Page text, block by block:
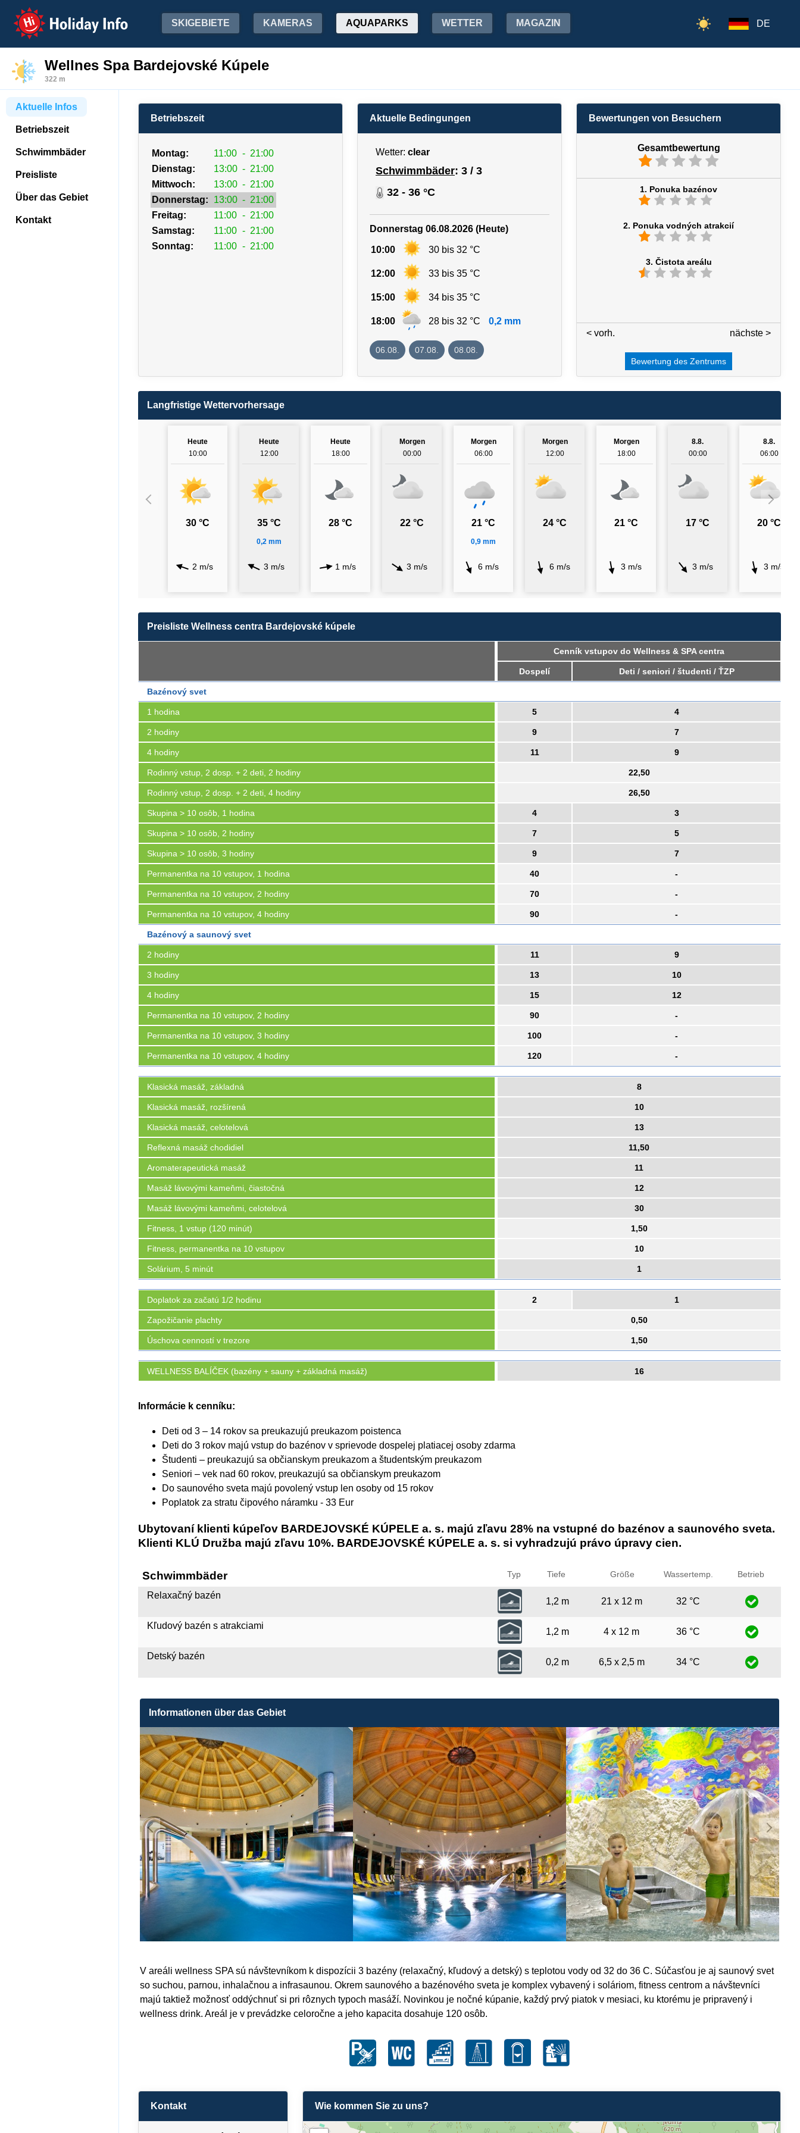
Holiday Info SKIGEBIETE KAMERAS AQUAPARKS WETTER MAGAZIN DE
Wellnes Spa Bardejovské Kúpele
322 m
Aktuelle Infos
Betriebszeit
Schwimmbäder
Preisliste
Über das Gebiet
Kontakt
Betriebszeit
Montag: 11:00 - 21:00
Dienstag:
13:00 - 21:00
Mittwoch:
13:00 - 21:00
Donnerstag:
13:00 - 21:00
Freitag:
11:00 - 21:00
Samstag:
11:00 - 21:00
Sonntag:
11:00 - 21:00
Aktuelle Bedingungen
Wetter: clear
Schwimmbäder: 3 / 3
32 - 36 °C
Donnerstag 06.08.2026 (Heute)
10:00 30 bis 32 °C
12:00 33 bis 35 °C
15:00 34 bis 35 °C
18:00 28 bis 32 °C 0,2 mm
06.08. 07.08. 08.08.
Bewertungen von Besuchern
Gesamtbewertung
1. Ponuka bazénov
2. Ponuka vodných atrakcií
3. Čistota areálu
nächste >
< vorh.
Bewertung des Zentrums
Langfristige Wettervorhersage
Heute
10:00
30 °C
2 m/s
Heute
12:00
35 °C
0,2 mm
3 m/s
Heute
18:00
28 °C
1 m/s
Morgen
00:00
22 °C
3 m/s
Morgen
06:00
21 °C
0,9 mm
6 m/s
Morgen
12:00
24 °C
6 m/s
Morgen
18:00
21 °C
3 m/s
8.8.
00:00
17 °C
3 m/s
8.8.
06:00
20 °C
3 m/s
Preisliste Wellness centra Bardejovské kúpele
Cenník vstupov do Wellness & SPA centra
Dospelí Deti / seniori / študenti / ŤZP
Bazénový svet
1 hodina 5 4
2 hodiny 9 7
4 hodiny 11 9
Rodinný vstup, 2 dosp. + 2 deti, 2 hodiny 22,50
Rodinný vstup, 2 dosp. + 2 deti, 4 hodiny 26,50
Skupina > 10 osôb, 1 hodina 4 3
Skupina > 10 osôb, 2 hodiny 7 5
Skupina > 10 osôb, 3 hodiny 9 7
Permanentka na 10 vstupov, 1 hodina 40 -
Permanentka na 10 vstupov, 2 hodiny 70 -
Permanentka na 10 vstupov, 4 hodiny 90 -
Bazénový a saunový svet
2 hodiny 11 9
3 hodiny 13 10
4 hodiny 15 12
Permanentka na 10 vstupov, 2 hodiny 90 -
Permanentka na 10 vstupov, 3 hodiny 100 -
Permanentka na 10 vstupov, 4 hodiny 120 -
Klasická masáž, základná 8
Klasická masáž, rozšírená 10
Klasická masáž, celotelová 13
Reflexná masáž chodidiel 11,50
Aromaterapeutická masáž 11
Masáž lávovými kameňmi, čiastočná 12
Masáž lávovými kameňmi, celotelová 30
Fitness, 1 vstup (120 minút) 1,50
Fitness, permanentka na 10 vstupov 10
Solárium, 5 minút 1
Doplatok za začatú 1/2 hodinu 2 1
Zapožičanie plachty 0,50
Úschova cenností v trezore 1,50
WELLNESS BALÍČEK (bazény + sauny + základná masáž) 16
Informácie k cenníku:
Deti od 3 – 14 rokov sa preukazujú preukazom poistenca
Deti do 3 rokov majú vstup do bazénov v sprievode dospelej platiacej osoby zdarma
Študenti – preukazujú sa občianskym preukazom a študentským preukazom
Seniori – vek nad 60 rokov, preukazujú sa občianskym preukazom
Do saunového sveta majú povolený vstup len osoby od 15 rokov
Poplatok za stratu čipového náramku - 33 Eur
Ubytovaní klienti kúpeľov BARDEJOVSKÉ KÚPELE a. s. majú zľavu 28% na vstupné do bazénov a saunového sveta.
Klienti KLÚ Družba majú zľavu 10%. BARDEJOVSKÉ KÚPELE a. s. si vyhradzujú právo úpravy cien.
Schwimmbäder Typ Tiefe Größe Wassertemp. Betrieb
Relaxačný bazén
1,2 m 21 x 12 m 32 °C
Kľudový bazén s atrakciami
1,2 m 4 x 12 m 36 °C
Detský bazén
0,2 m 6,5 x 2,5 m 34 °C
Informationen über das Gebiet
V areáli wellness SPA sú návštevníkom k dispozícii 3 bazény (relaxačný, kľudový a detský) s teplotou vody od 32 do 36 C. Súčasťou je aj saunový svet
so suchou, parnou, inhalačnou a infrasaunou. Okrem saunového a bazénového sveta je komplex vybavený i soláriom, fitness centrom a návštevníci
majú taktiež možnosť oddýchnuť si pri rôznych typoch masáží. Novinkou je nočné kúpanie, každý prvý piatok v mesiaci, ku ktorému je pripravený i
wellness drink. Areál je v prevádzke celoročne a jeho kapacita dosahuje 120 osôb.
Kontakt Wie kommen Sie zu uns?